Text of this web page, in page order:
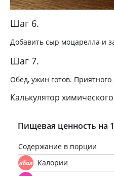
Шаг 6.
Добавить сыр моцарелла и
Шаг 7.
Обед, ужин готов. Приятного
Калькулятор
Пищевая ценность на
Содержание в порции
Калории